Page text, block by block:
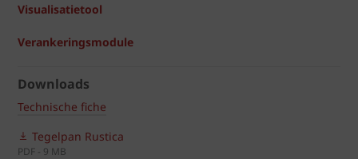
Visualisatietool
Verankeringsmodule
Downloads
Technische fiche
Tegelpan Rustica
PDF - 9 MB